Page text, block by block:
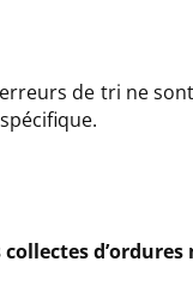
de tri ne